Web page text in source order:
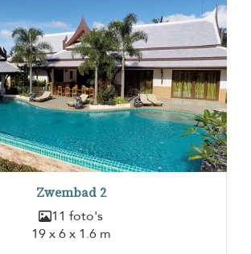
Zwembad 2
11 foto's
19 x 6 x 1.6 m